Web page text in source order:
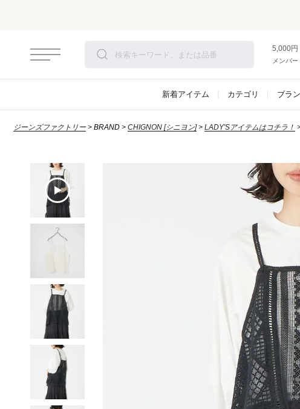
5,000円
メンバ
新着アイテム カテゴリ ブラ
ジーンズファクトリー BRAND CHIGNON [シニヨン] LADY'Sアイテムはコチラ！